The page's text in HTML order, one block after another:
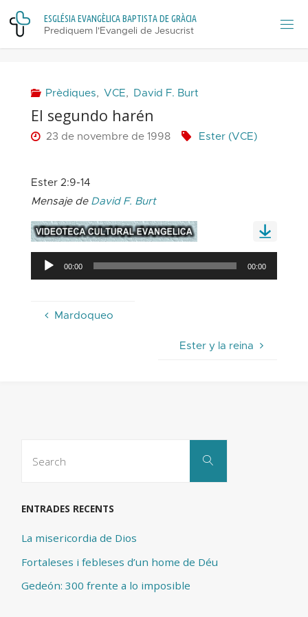
Skip
content
ESGLÉSIAEVANGÈLICABAPTISTADE GRÀCIA
Prediquem l'Evangeli de Jesucrist
Prèdiques, VCE, David F. Burt
El segundo harén
23 de novembre de 1998 Ester (VCE)
Ester 2:9-14
Mensaje de David F. Burt
Reproductor
d'àudio
00:00 00:00
Mardoqueo
Ester y la reina
Search
ENTRADES RECENTS
La misericordia de Dios
Fortaleses i febleses d’un home de Déu
Gedeón: 300 frente a lo imposible